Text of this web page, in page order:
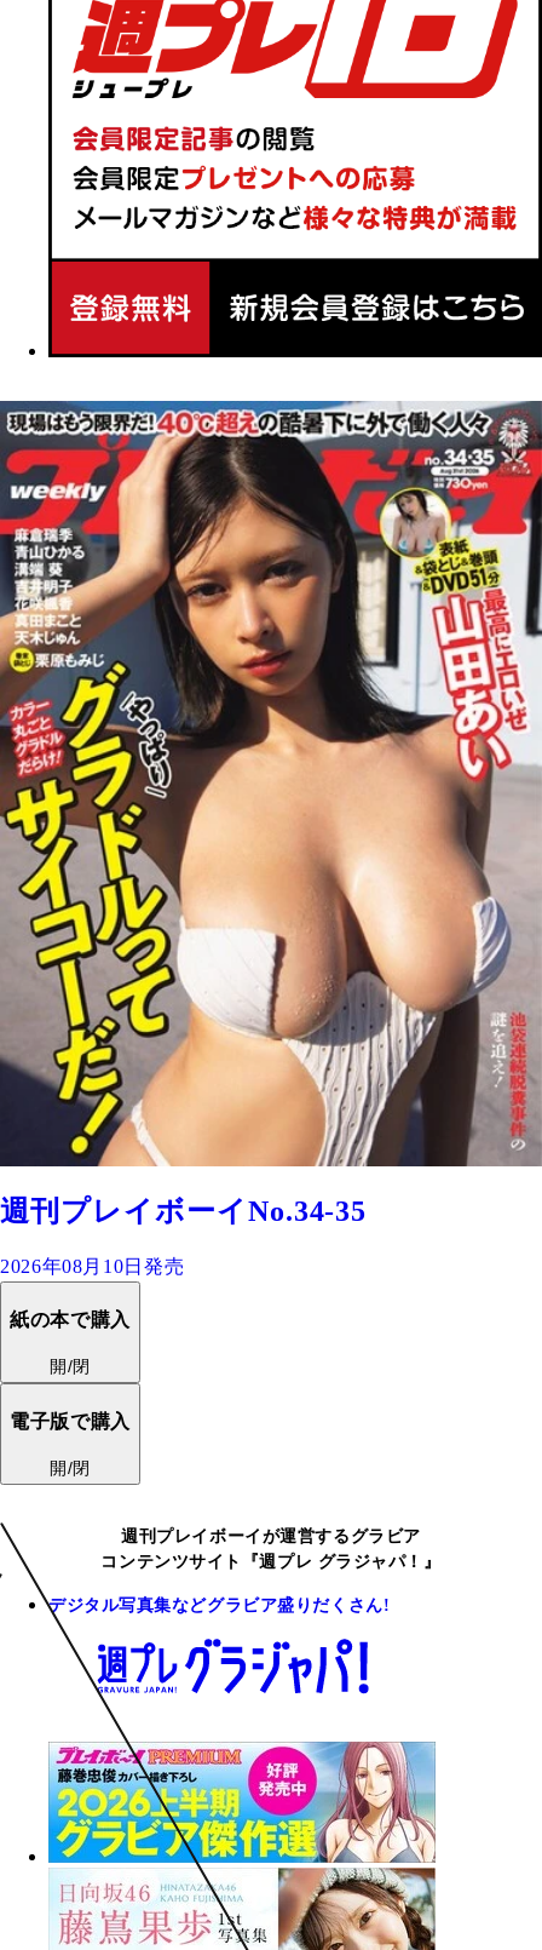
週刊プレイボーイNo.34-35
2026年08月10日発売
紙の本で購入
開/閉
電子版で購入
開/閉
週刊プレイボーイが運営するグラビア
コンテンツサイト『週プレ グラジャパ！』
デジタル写真集などグラビア盛りだくさん!